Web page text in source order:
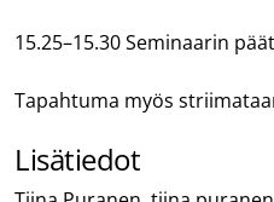
15.25–15.30Seminaarin
Tapahtuma myös
Lisätiedot